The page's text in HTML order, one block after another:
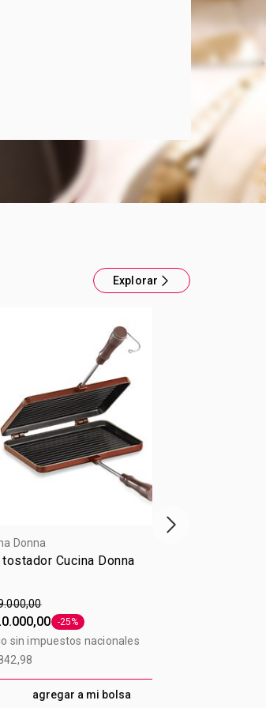
comida juntxs.
Explorar
Donna
Cucina Donna
Etiqueta -25%
-25%
sin impuestos nacionales
agregar a mi bolsa
Próxima